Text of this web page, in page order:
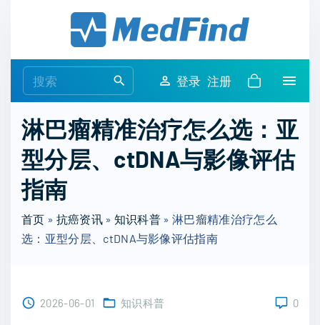
e
r
c
h
r
登录 注册
淋巴瘤精准治疗怎么选：亚
型分层、ctDNA与影像评估
指南
首页 » 抗癌资讯» 知识科普 »淋巴瘤精准治疗怎么
选：亚型分层、ctDNA与影像评估指南
2026-06-01 知识科普 0